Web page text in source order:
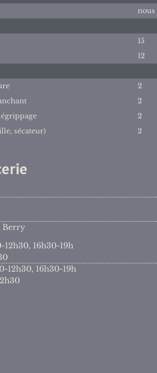
nous
15
12
2
2
2
sécateur)
2
Berry
16h30-19h
12h30, 16h30-19h